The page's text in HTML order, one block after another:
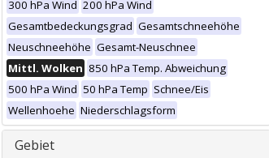
300 hPa Wind 200 hPa Wind
Gesamtbedeckungsgrad Gesamtschneehöhe
Neuschneehöhe Gesamt-Neuschnee
Mittl. Wolken 850 hPa Temp. Abweichung
500 hPa Wind 50 hPa Temp Schnee/Eis
Wellenhoehe Niederschlagsform
Gebiet